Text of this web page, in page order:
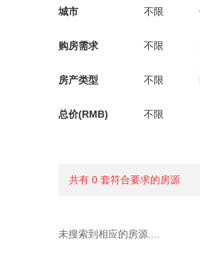
城市 不限
购房需求 不限
房产类型 不限
总价(RMB) 不限
共有 0 套符合要求的房源
未搜索到相应的房源....